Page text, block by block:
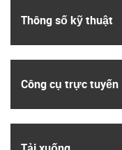
Thông số kỹ thuật
Công cụ trực tuyến